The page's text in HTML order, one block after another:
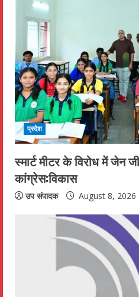
प्रदेश
स्मार्ट मीटर के विरोध में जेन
कांग्रेस:विकास
उप संपादक August 8, 2026